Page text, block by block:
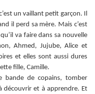
un vaillant petit garçon. Il
il perd sa mère. Mais c’est
va faire dans sa nouvelle
Ahmed, Jujube, Alice et
et elles sont aussi dures
fille, Camille.
de copains, tomber
découvrir et à apprendre. Et